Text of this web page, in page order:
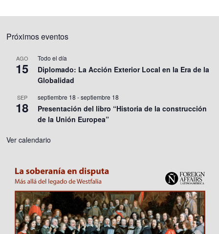
Próximos eventos
AGO
15
Todo el día
Diplomado: La Acción Exterior Local en la Era de la
Globalidad
SEP
18
septiembre 18 -septiembre 18
Presentación del libro “Historia de la construcción
de la Unión Europea”
Ver calendario